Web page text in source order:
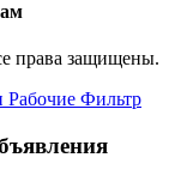
права защищены.
Рабочие Фильтр